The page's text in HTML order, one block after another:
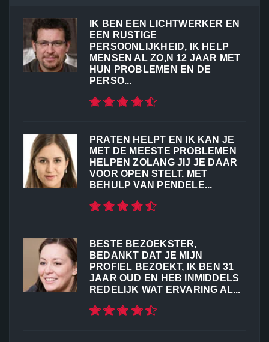
IK BEN EEN LICHTWERKER EN
EEN RUSTIGE
PERSOONLIJKHEID, IK HELP
MENSEN AL ZO,N 12 JAAR MET
HUN PROBLEMEN EN DE
PERSO...
PRATEN HELPT EN IK KAN JE
MET DE MEESTE PROBLEMEN
HELPEN ZOLANG JIJ JE DAAR
VOOR OPEN STELT. MET
BEHULP VAN PENDELE...
BESTE BEZOEKSTER,
BEDANKT DAT JE MIJN
PROFIEL BEZOEKT, IK BEN 31
JAAR OUD EN HEB INMIDDELS
REDELIJK WAT ERVARING AL...